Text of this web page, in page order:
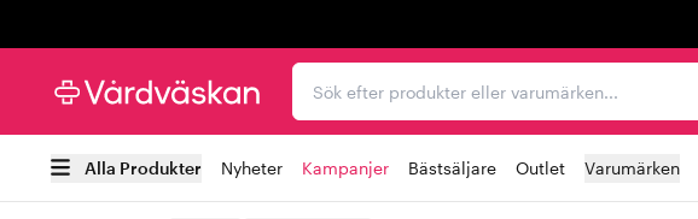
Sök efter produkter eller varumärken...
Alla Produkter Nyheter Kampanjer Bästsäljare Outlet Varumärken